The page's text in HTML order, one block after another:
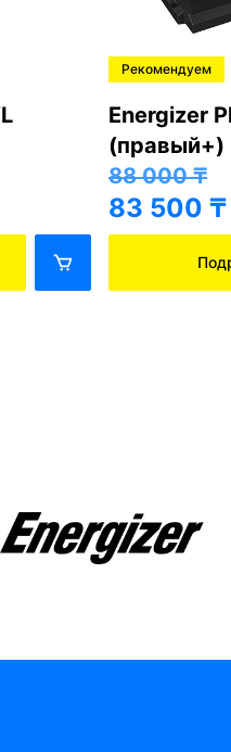
Рекомендуем
Energizer
(правый+)
88 000₸
83 500 ₸